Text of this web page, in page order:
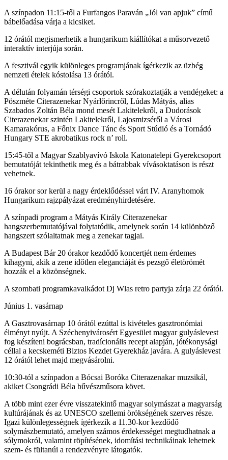
A színpadon 11:15-től a Furfangos Paraván „Jól van apjuk” című
bábelőadása várja a kicsiket.
12 órától megismerhetik a hungarikum kiállítókat a műsorvezető
interaktív interjúja során.
A fesztivál egyik különleges programjának ígérkezik az üzbég
nemzeti ételek kóstolása 13 órától.
A délután folyamán térségi csoportok szórakoztatják a vendégeket: a
Pöszméte Citerazenekar Nyárlőrincről, Lúdas Mátyás, alias
Szabados Zoltán Béla mond mesét Lakitelekről, a Dudorások
Citerazenekar szintén Lakitelekről, Lajosmizséről a Városi
Kamarakórus, a Főnix Dance Tánc és Sport Stúdió és a Tornádó
Hungary STE akrobatikus rock n’ roll.
15:45-től a Magyar Szablyavívó Iskola Katonatelepi Gyerekcsoport
bemutatóját tekinthetik meg és a bátrabbak vívásoktatáson is részt
vehetnek.
16 órakor sor kerül a nagy érdeklődéssel várt IV. Aranyhomok
Hungarikum rajzpályázat eredményhirdetésére.
A színpadi program a Mátyás Király Citerazenekar
hangszerbemutatójával folytatódik, amelynek során 14 különböző
hangszert szólaltatnak meg a zenekar tagjai.
A Budapest Bár 20 órakor kezdődő koncertjét nem érdemes
kihagyni, akik a zene időtlen eleganciáját és pezsgő életörömét
hozzák el a közönségnek.
A szombati programkavalkádot Dj Wlas retro partyja zárja 22 órától.
Június 1. vasárnap
A Gasztrovasárnap 10 órától ezúttal is kivételes gasztronómiai
élményt nyújt. A Széchenyivárosért Egyesület magyar gulyáslevest
fog készíteni bográcsban, tradícionális recept alapján, jótékonysági
céllal a kecskeméti Biztos Kezdet Gyerekház javára. A gulyáslevest
12 órától lehet majd megvásárolni.
10:30-tól a színpadon a Bócsai Boróka Citerazenakar muzsikál,
akiket Csongrádi Béla bűvészműsora követ.
A több mint ezer évre visszatekintő magyar solymászat a magyarság
kultúrájának és az UNESCO szellemi örökségének szerves része.
Igazi különlegességnek ígérkezik a 11.30-kor kezdődő
solymászbemutató, amelyen számos érdekességet megtudhatnak a
sólymokról, valamint röpítésének, idomítási technikáinak lehetnek
szem- és fültanúi a rendezvényre látogatók.